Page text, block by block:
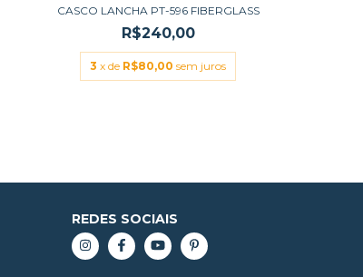
CASCO LANCHA PT-596 FIBERGLASS
R$240,00
3 x de R$80,00 sem juros
REDES SOCIAIS